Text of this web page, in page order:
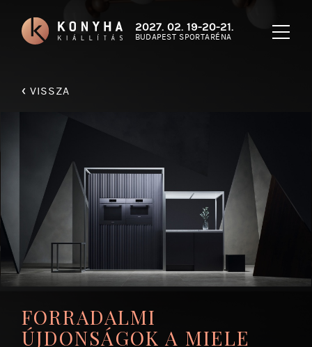
2027. 02. 19-20-21.
BUDAPEST SPORTARÉNA
‹ VISSZA
FORRADALMI
ÚJDONSÁGOK A MIELE